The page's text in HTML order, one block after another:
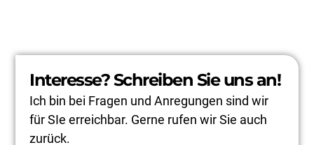
Interesse? Schreiben Sie uns an!
Ich bin bei Fragen und Anregungen sind wir
für SIe erreichbar. Gerne rufen wir Sie auch
zurück.